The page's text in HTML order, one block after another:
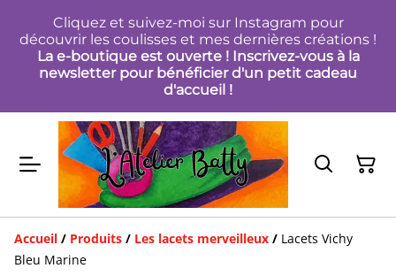
Cliquez et suivez-moi sur Instagram pour
découvrir les coulisses et mes dernières créations !
La e-boutique est ouverte ! Inscrivez-vous à la
newsletter pour bénéficier d'un petit cadeau
d'accueil !
Accueil / Produits / Les lacets merveilleux / Lacets Vichy
Bleu Marine